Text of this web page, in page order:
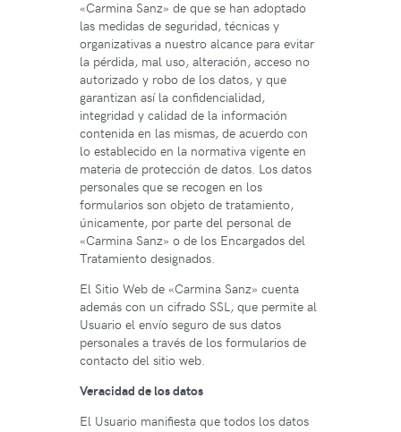
«Carmina Sanz» de que se han adoptado
las medidas de seguridad, técnicas y
organizativas a nuestro alcance para evitar
la pérdida, mal uso, alteración, acceso no
autorizado y robo de los datos, y que
garantizan así la confidencialidad,
integridad y calidad de la información
contenida en las mismas, de acuerdo con
lo establecido en la normativa vigente en
materia de protección de datos. Los datos
personales que se recogen en los
formularios son objeto de tratamiento,
únicamente, por parte del personal de
«Carmina Sanz» o de los Encargados del
Tratamiento designados.
El Sitio Web de «Carmina Sanz» cuenta
además con un cifrado SSL, que permite al
Usuario el envío seguro de sus datos
personales a través de los formularios de
contacto del sitio web.
Veracidad de los datos
El Usuario manifiesta que todos los datos